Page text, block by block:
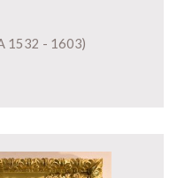
1532 - 1603)